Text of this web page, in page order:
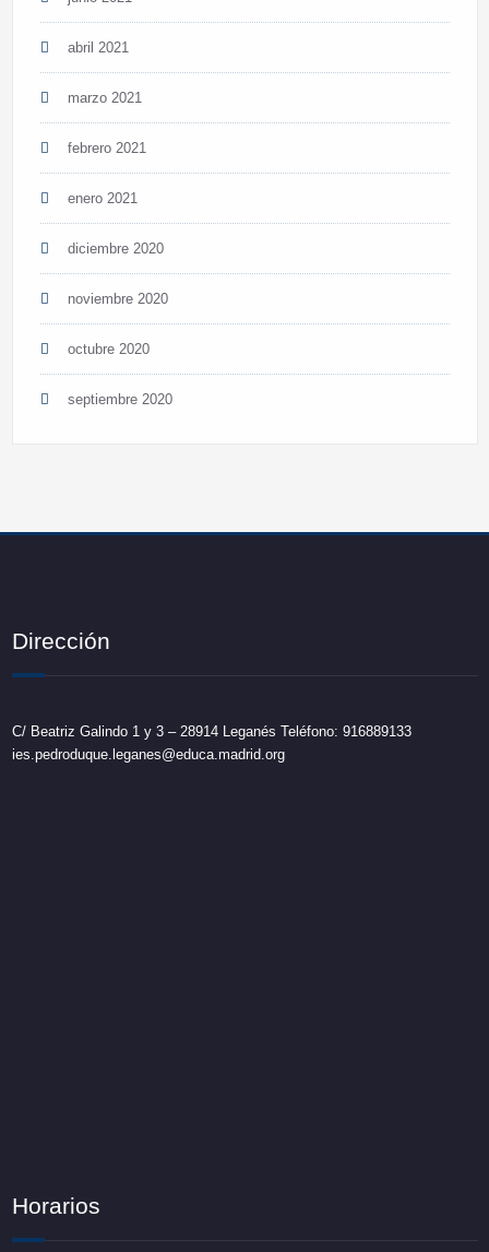
abril 2021
marzo 2021
febrero 2021
enero 2021
diciembre 2020
noviembre 2020
octubre 2020
septiembre 2020
Dirección
C/ Beatriz Galindo 1 y 3 – 28914 Leganés Teléfono: 916889133
ies.pedroduque.leganes@educa.madrid.org
Horarios